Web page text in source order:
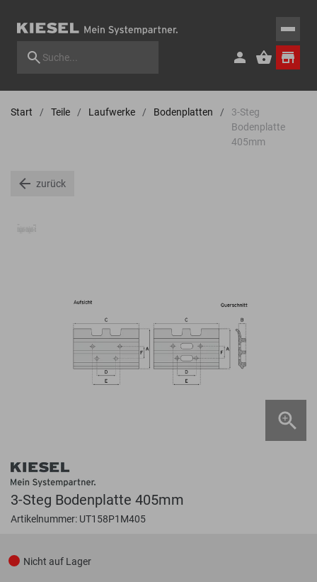
Start Teile Laufwerke Bodenplatten
3-Steg
Bodenplatte
405mm
zurück
3-Steg Bodenplatte 405mm
Artikelnummer: UT158P1M405
Nicht auf Lager